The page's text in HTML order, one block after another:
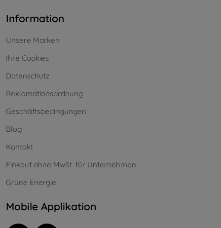
Information
Unsere Marken
Ihre Cookies
Datenschutz
Reklamationsordnung
Geschäftsbedingungen
Blog
Kontakt
Einkauf ohne MwSt. für Unternehmen
Grüne Energie
Mobile Applikation